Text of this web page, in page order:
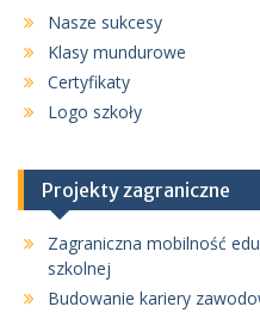
Nasze sukcesy
Klasy mundurowe
Certyfikaty
Logo szkoły
Projekty zagraniczne
Zagraniczna mobilność
szkolnej
Budowanie kariery